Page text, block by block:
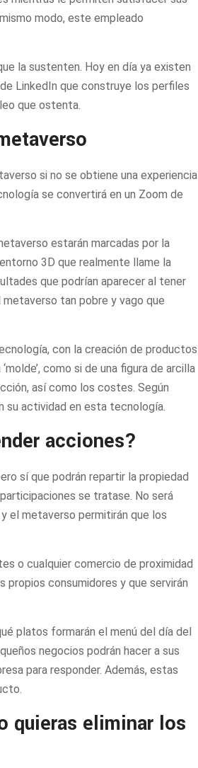
modo, este empleado
la sustenten. Hoy en día ya existen
LinkedIn que construye los perfiles
que ostenta.
si no se obtiene una experiencia
se convertirá en un Zoom de
estarán marcadas por la
3D que realmente llame la
que podrían aparecer al tener
tan pobre y vago que
con la creación de productos
como si de una figura de arcilla
así como los costes. Según
su actividad en esta tecnología.
acciones?
sí que podrán repartir la propiedad
se tratase. No será
el metaverso permitirán que los
o cualquier comercio de proximidad
propios consumidores y que servirán
platos formarán el menú del día del
negocios podrán hacer a sus
para responder. Además, estas
quieras eliminar los